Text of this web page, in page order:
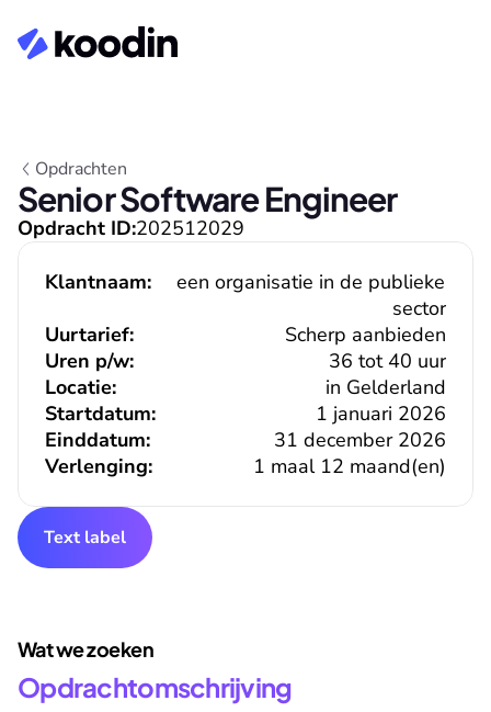
Opdrachten
Senior Software Engineer
Opdracht ID:202512029
Klantnaam:
een organisatie in de publieke
sector
Uurtarief:
Scherp aanbieden
36 tot 40 uur
Uren p/w:
Locatie:
in Gelderland
Verlenging: 1 maal 12 maand(en)
Einddatum: 31 december 2026
Startdatum: 1 januari 2026
Text label
Wat we zoeken
Opdrachtomschrijving